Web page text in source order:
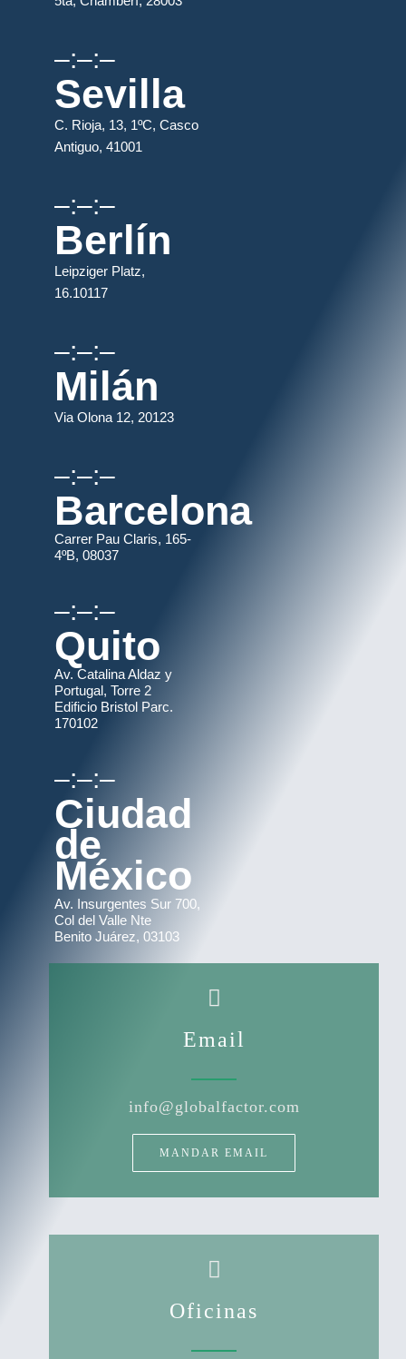
–:–:–
Sevilla
C. Rioja, 13, 1ºC, Casco
Antiguo, 41001
–:–:–
Berlín
Leipziger Platz,
16.10117
–:–:–
Milán
Via Olona 12, 20123
–:–:–
Barcelona
Carrer Pau Claris, 165-
4ºB, 08037
–:–:–
Quito
Av. Catalina Aldaz y
Portugal, Torre 2
Edificio Bristol Parc.
170102
–:–:–
Ciudad
de
México
Av. Insurgentes Sur 700,
Col del Valle Nte
Benito Juárez, 03103
Email
info@globalfactor.com
MANDAR EMAIL
Oficinas